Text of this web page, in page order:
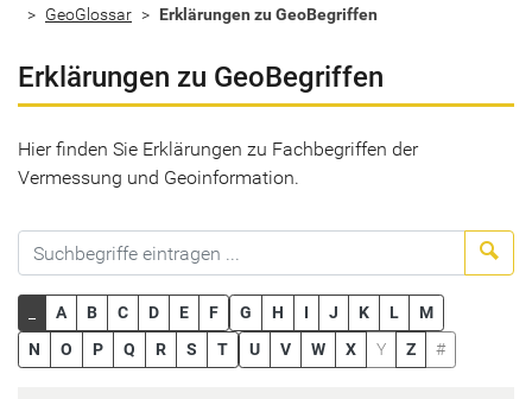
GeoGlossar
Erklärungen zu GeoBegriffen
Erklärungen zu GeoBegriffen
Hier finden Sie Erklärungen zu Fachbegriffen der
Vermessung und Geoinformation.
A B C D E F G H I J K L
M
N
O P Q R S T U V W X Y Z #